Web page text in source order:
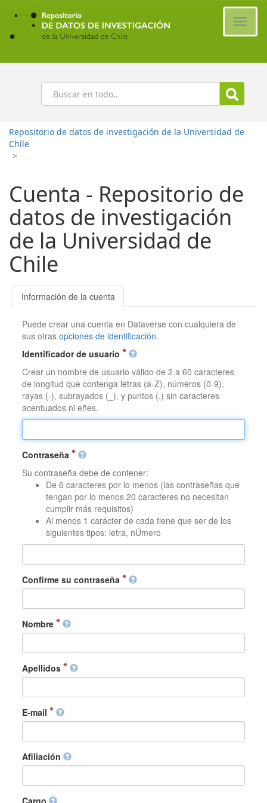
Ir
contenido
principal
Buscar
Repositorio de datos de investigación de la Universidad de
Chile
>
Cuenta - Repositorio de
datos de investigación
de la Universidad de
Chile
Información de la cuenta
Puede crear una cuenta en Dataverse con cualquiera de
sus otrasopciones de identificación.
Identificador de usuario
Crear un nombre de usuario válido de 2 a 60 caracteres
de longitud que contenga letras (a-Z), números (0-9),
rayas (-), subrayados (_), y puntos (.) sin caracteres
acentuados ni eñes.
Contraseña
Su contraseña debe de contener:
De 6 caracteres por lo menos (las contraseñas que
tengan por lo menos 20 caracteres no necesitan
cumplir más requisitos)
Al menos 1 carácter de cada tiene que ser de los
siguientes tipos: letra, nÚmero
Confirme su contraseña
Nombre
Apellidos
E-mail
Afiliación
Cargo